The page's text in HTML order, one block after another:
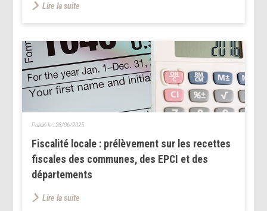
Lire la suite
Fiscalité locale : prélèvement sur les recettes
fiscales des communes, des EPCI et des
départements
Publié le : 23/06/2025
Lire la suite